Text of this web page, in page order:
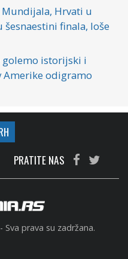
Hrvati u
šesnaestini finala, loše
golemo istorijski i
odigramo
PRATITE NAS
prava su zadržana.